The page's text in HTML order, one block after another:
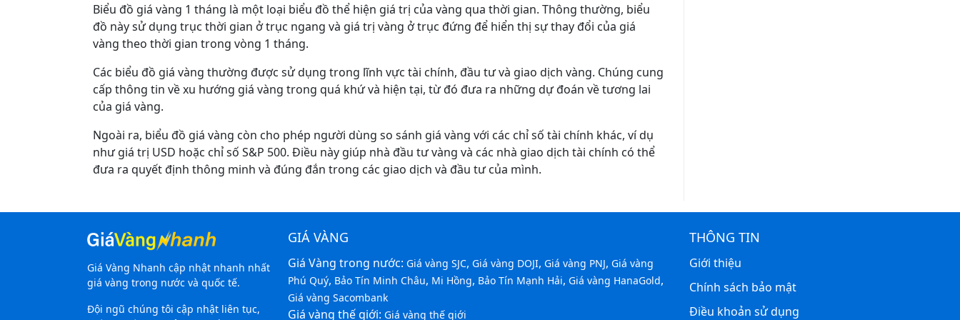
Biểu đồ giá vàng 1 tháng là một loại biểu đồ thể hiện giá trị của vàng qua thời gian. Thông thường, biểu
đồ này sử dụng trục thời gian ở trục ngang và giá trị vàng ở trục đứng để hiển thị sự thay đổi của giá
vàng theo thời gian trong vòng 1 tháng.
Các biểu đồ giá vàng thường được sử dụng trong lĩnh vực tài chính, đầu tư và giao dịch vàng. Chúng cung
cấp thông tin về xu hướng giá vàng trong quá khứ và hiện tại, từ đó đưa ra những dự đoán về tương lai
của giá vàng.
Ngoài ra, biểu đồ giá vàng còn cho phép người dùng so sánh giá vàng với các chỉ số tài chính khác, ví dụ
như giá trị USD hoặc chỉ số S&P 500. Điều này giúp nhà đầu tư vàng và các nhà giao dịch tài chính có thể
đưa ra quyết định thông minh và đúng đắn trong các giao dịch và đầu tư của mình.
Giá Vàng Nhanh cập nhật nhanh nhất
giá vàng trong nước và quốc tế.
Đội ngũ chúng tôi cập nhật liên tục,
GIÁ VÀNG
Giá Vàng trong nước: Giá vàng SJC, Giá vàng DOJI, Giá vàng PNJ, Giá vàng
Phú Quý, Bảo Tín Minh Châu, Mi Hồng, Bảo Tín Mạnh Hải, Giá vàng HanaGold,
Giá vàng Sacombank
Giá vàng thế giới: Giá vàng thế giới
THÔNG TIN
Giới thiệu
Chính sách bảo mật
Điều khoản sử dụng